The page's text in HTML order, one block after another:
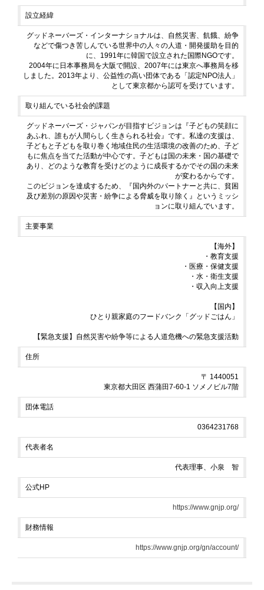
設立経緯
グッドネーバーズ・インターナショナルは、自然災害、飢餓、紛争
などで傷つき苦しんでいる世界中の人々の人道・開発援助を目的
に、1991年に韓国で設立された国際NGOです。
2004年に日本事務局を大阪で開設、2007年には東京へ事務局を移
しました。2013年より、公益性の高い団体である「認定NPO法人」
として東京都から認可を受けています。
取り組んでいる社会的課題
グッドネーバーズ・ジャパンが目指すビジョンは『子どもの笑顔に
あふれ、誰もが人間らしく生きられる社会』です。私達の支援は、
子どもと子どもを取り巻く地域住民の生活環境の改善のため、子ど
もに焦点を当てた活動が中心です。子どもは国の未来・国の基礎で
あり、どのような教育を受けどのように成長するかでその国の未来
が変わるからです。
このビジョンを達成するため、『国内外のパートナーと共に、貧困
及び差別の原因や災害・紛争による脅威を取り除く』というミッシ
ョンに取り組んでいます。
主要事業
【海外】
・教育支援
・医療・保健支援
・水・衛生支援
・収入向上支援
【国内】
ひとり親家庭のフードバンク「グッドごはん」
【緊急支援】自然災害や紛争等による人道危機への緊急支援活動
住所
〒 1440051
東京都大田区 西蒲田7-60-1 ソメノビル7階
団体電話
0364231768
代表者名
代表理事、小泉 智
公式HP
https://www.gnjp.org/
財務情報
https://www.gnjp.org/gn/account/